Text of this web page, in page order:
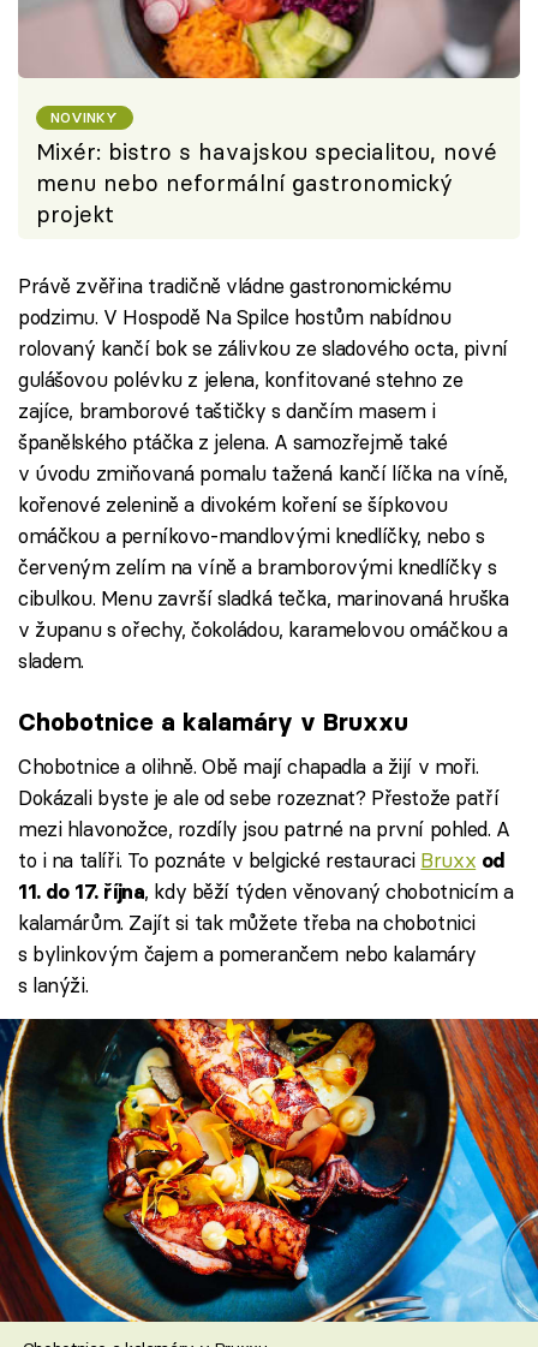
NOVINKY
Mixér: bistro s havajskou specialitou, nové
menu nebo neformální gastronomický
projekt
Právě zvěřina tradičně vládne gastronomickému
podzimu. V Hospodě Na Spilce hostům nabídnou
rolovaný kančí bok se zálivkou ze sladového octa, pivní
gulášovou polévku z jelena, konfitované stehno ze
zajíce, bramborové taštičky s dančím masem i
španělského ptáčka z jelena. A samozřejmě také
v úvodu zmiňovaná pomalu tažená kančí líčka na víně,
kořenové zelenině a divokém koření se šípkovou
omáčkou a perníkovo-mandlovými knedlíčky, nebo s
červeným zelím na víně a bramborovými knedlíčky s
cibulkou. Menu završí sladká tečka, marinovaná hruška
v županu s ořechy, čokoládou, karamelovou omáčkou a
sladem.
Chobotnice a kalamáry v Bruxxu
Chobotnice a olihně. Obě mají chapadla a žijí v moři.
Dokázali byste je ale od sebe rozeznat? Přestože patří
mezi hlavonožce, rozdíly jsou patrné na první pohled. A
to i na talíři. To poznáte v belgické restauraci Bruxx od
11. do 17. října, kdy běží týden věnovaný chobotnicím a
kalamárům. Zajít si tak můžete třeba na chobotnici
s bylinkovým čajem a pomerančem nebo kalamáry
s lanýži.